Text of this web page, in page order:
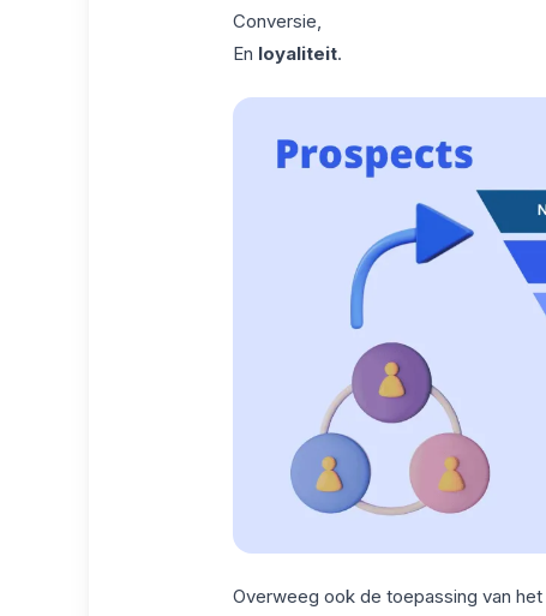
Conversie,
En loyaliteit.
Overweeg ook de toepassing van het